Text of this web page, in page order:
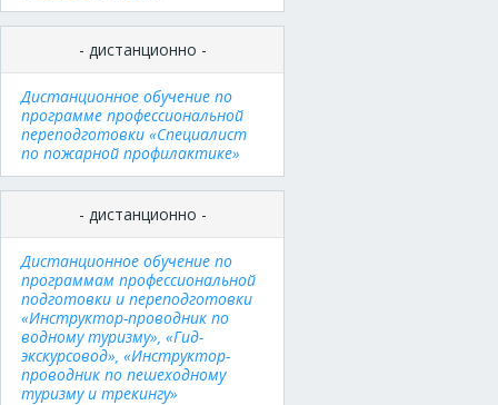
- дистанционно -
Дистанционное обучение по
программе профессиональной
переподготовки «Специалист
по пожарной профилактике»
- дистанционно -
Дистанционное обучение по
программам профессиональной
подготовки и переподготовки
«Инструктор-проводник по
водному туризму», «Гид-
экскурсовод», «Инструктор-
проводник по пешеходному
туризму и трекингу»